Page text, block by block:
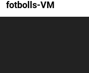
fotbolls-VM